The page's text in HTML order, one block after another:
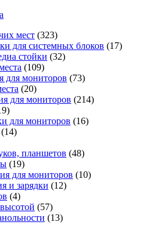
мест (323)
для системных блоков (17)
стойки (32)
(109)
для мониторов (73)
(20)
для мониторов (214)
для мониторов (16)
(14)
планшетов (48)
(19)
для мониторов (10)
и зарядки (12)
(4)
(57)
(13)